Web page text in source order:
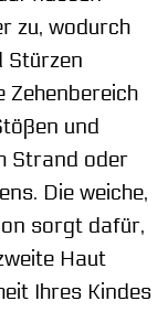
zu, wodurch
Stürzen
Zehenbereich
und
Strand oder
Die weiche,
sorgt dafür,
Haut
Ihres Kindes